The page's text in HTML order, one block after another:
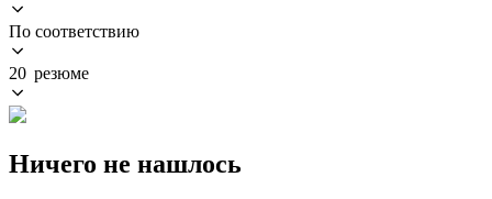
По соответствию
20 резюме
Ничего не нашлось